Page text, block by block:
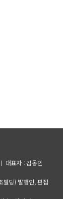
대표자 : 김동인
빌딩) 발행인, 편집